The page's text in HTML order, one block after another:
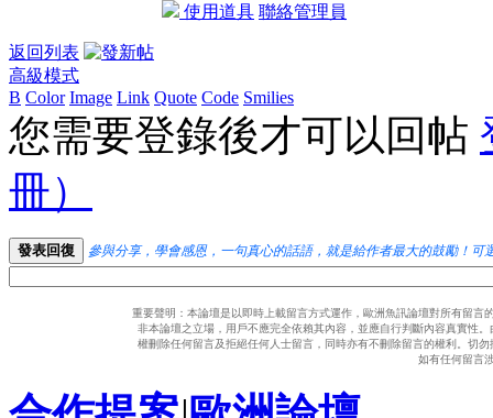
使用道具 聯絡管理員
返回列表
高級模式
B Color Image Link Quote Code Smilies
您需要登錄後才可以回帖
冊）
發表回復 參與分享，學會感恩，一句真心的話語，就是給作者最大的鼓勵！可
重要聲明：本論壇是以即時上載留言方式運作，歐洲魚訊論壇對所有留
非本論壇之立場，用戶不應完全依賴其內容，並應自行判斷內容真實性
權刪除任何留言及拒絕任何人士留言，同時亦有不刪除留言的權利。切
如有任何留言